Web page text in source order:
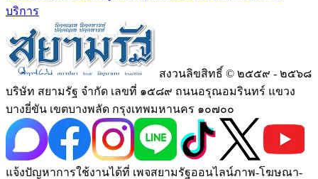
บริการ
สงวนลิขสิทธิ์ © ๒๕๕๙ - ๒๕๖๘
บริษัท สยามรัฐ จำกัด เลขที่ ๑๕๘๙ ถนนอรุณอมรินทร์ แขวง
บางยี่ขัน เขตบางพลัด กรุงเทพมหานคร ๑๐๗๐๐
แจ้งปัญหาการใช้งานได้ที่ เพจสยามรัฐออนไลน์ภาพ-โฆษณา-